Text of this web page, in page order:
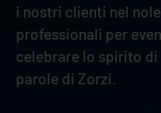
i nostri clienti nel
professionali per
celebrare lo spirito di
parole di Zorzi.